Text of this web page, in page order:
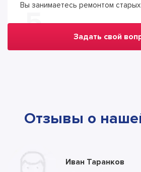
Вы занимаетесь ремонтом
5 Задать свой
Отзывы о
Юлия Долгополова
Иван Таранков
Ксения Абрамова
Алла
Тимур
Андрей
Илья
Антон